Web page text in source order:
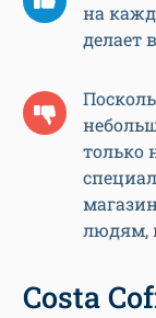
на
делает
только
людям,
Costa